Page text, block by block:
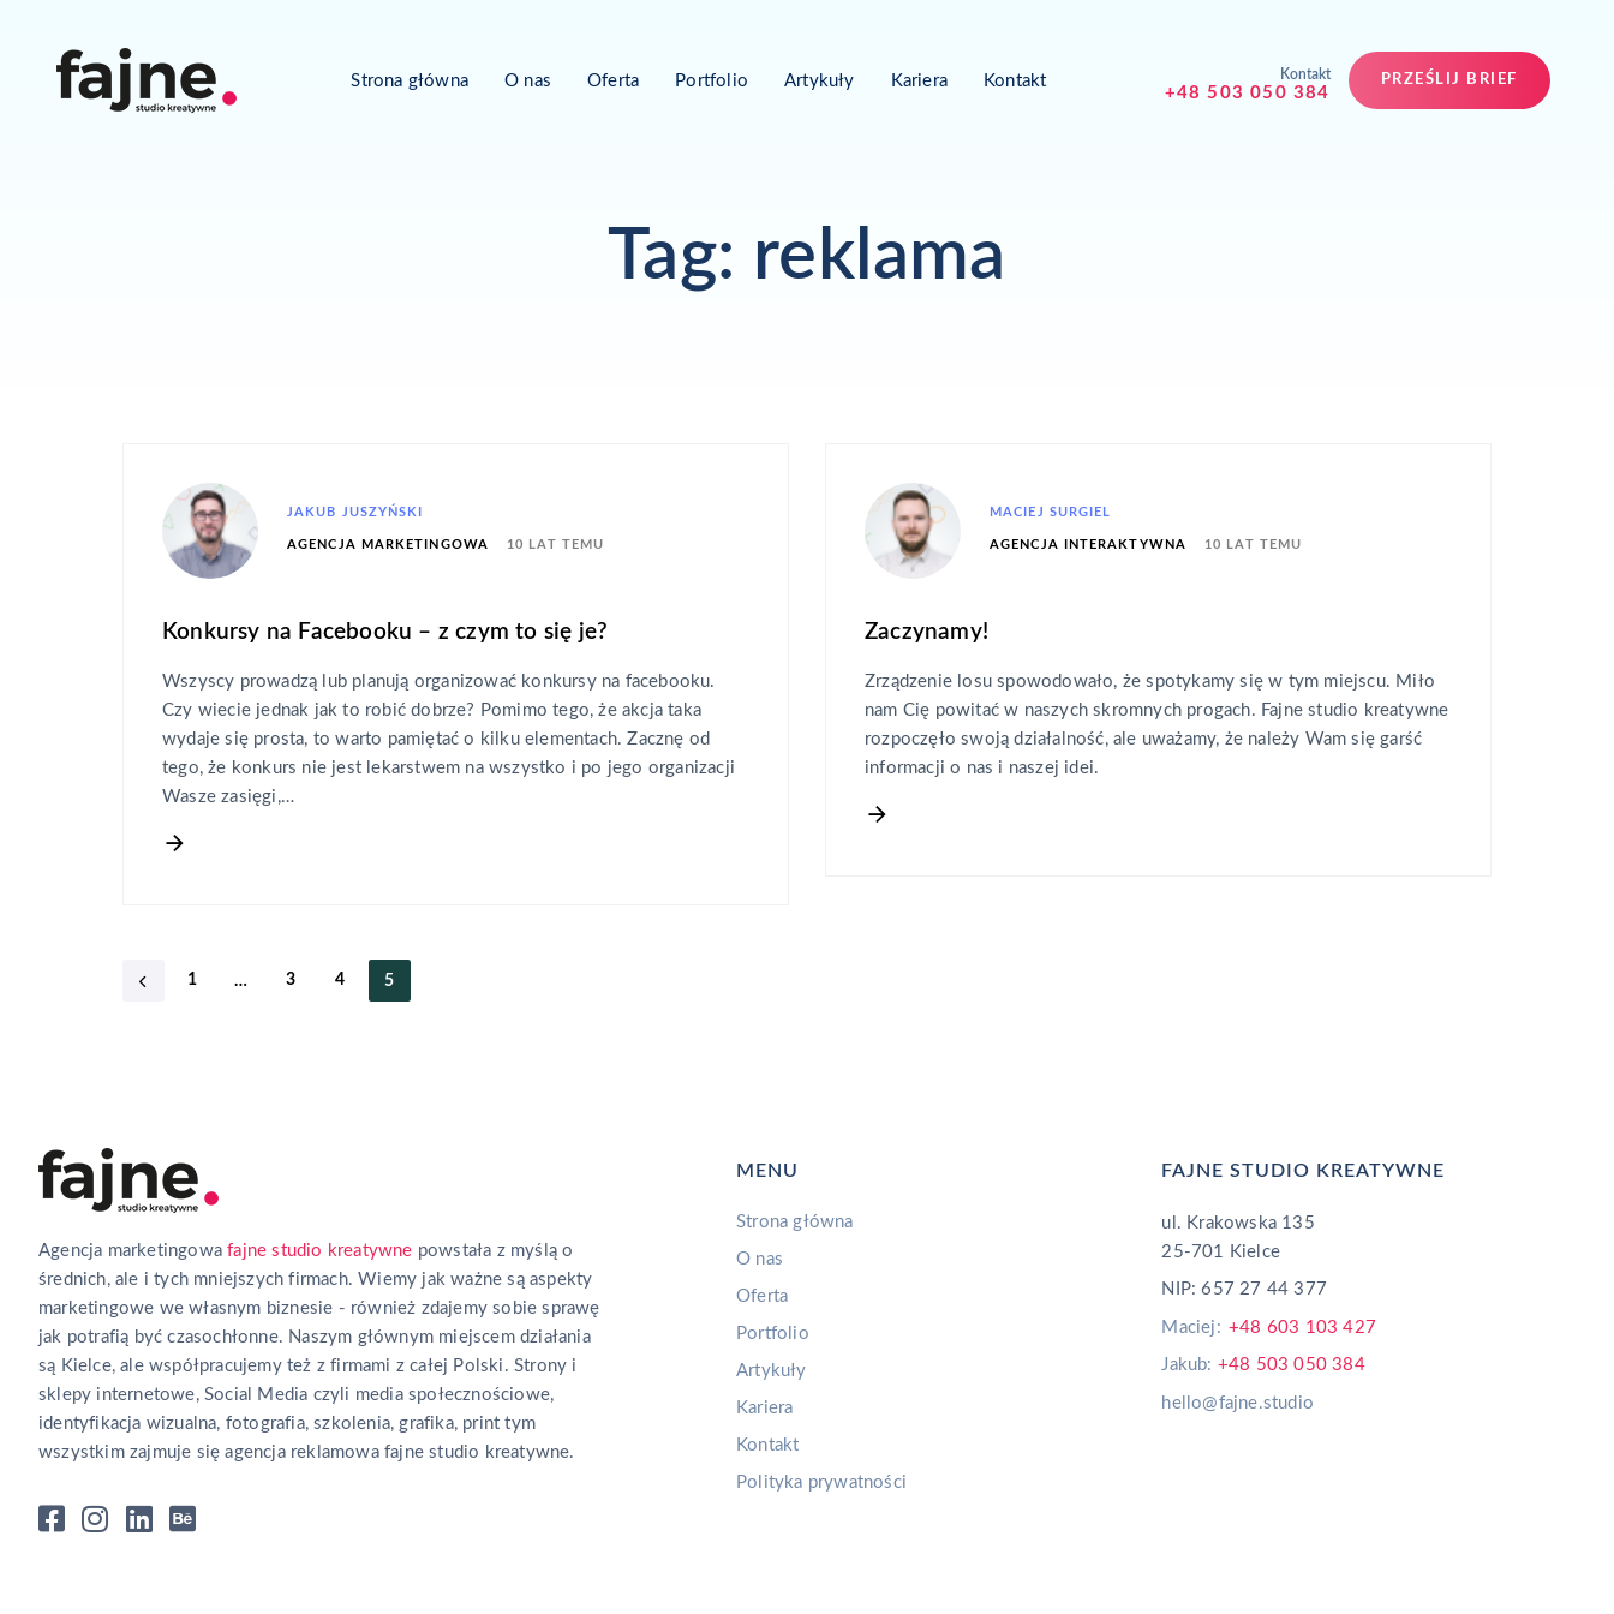
Strona główna O nas Oferta Portfolio Artykuły Kariera Kontakt Kontakt
+48 503 050 384
PRZEŚLIJ BRIEF
Tag: reklama
JAKUB JUSZYŃSKI
AGENCJA MARKETINGOWA 10 LAT TEMU
Konkursy na Facebooku – z czym to się je?
Wszyscy prowadzą lub planują organizować konkursy na facebooku.
Czy wiecie jednak jak to robić dobrze? Pomimo tego, że akcja taka
wydaje się prosta, to warto pamiętać o kilku elementach. Zacznę od
tego, że konkurs nie jest lekarstwem na wszystko i po jego organizacji
Wasze zasięgi,…
MACIEJ SURGIEL
AGENCJA INTERAKTYWNA 10 LAT TEMU
Zaczynamy!
Zrządzenie losu spowodowało, że spotykamy się w tym miejscu. Miło
nam Cię powitać w naszych skromnych progach. Fajne studio kreatywne
rozpoczęło swoją działalność, ale uważamy, że należy Wam się garść
informacji o nas i naszej idei.
1 … 3 4 5
Agencja marketingowafajne studio kreatywne powstała z myślą o
średnich, ale i tych mniejszych firmach. Wiemy jak ważne są aspekty
marketingowe we własnym biznesie - również zdajemy sobie sprawę
jak potrafią być czasochłonne. Naszym głównym miejscem działania
są Kielce, ale współpracujemy też z firmami z całej Polski. Strony i
sklepy internetowe, Social Media czyli media społecznościowe,
identyfikacja wizualna, fotografia, szkolenia, grafika, print tym
wszystkim zajmuje się agencja reklamowa fajne studio kreatywne.
MENU
Strona główna
O nas
Oferta
Portfolio
Artykuły
Kariera
Kontakt
Polityka prywatności
FAJNE STUDIO KREATYWNE
ul. Krakowska 135
25-701 Kielce
NIP: 657 27 44 377
Maciej: +48 603 103 427
Jakub: +48 503 050 384
hello@fajne.studio